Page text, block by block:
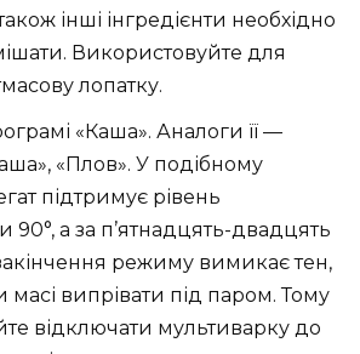
інші інгредієнти необхідно
Використовуйте для
лопатку.
«Каша». Аналоги її —
«Плов». У подібному
підтримує рівень
90°, а за п’ятнадцять-двадцять
режиму вимикає тен,
випрівати під паром. Тому
відключати мультиварку до